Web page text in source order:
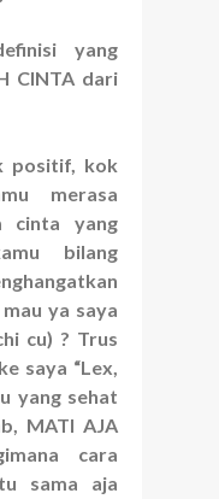
yang
CINTA dari
positif, kok
merasa
cinta yang
bilang
ya saya
cu) ? Trus
saya “Lex,
yang sehat
MATI AJA
cara
sama aja